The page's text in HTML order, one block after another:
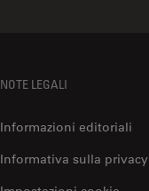
NOTE LEGALI
Informazioni editoriali
Informativa sulla privacy